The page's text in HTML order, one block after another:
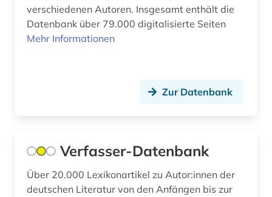
geschichte <1475-1700> (2)
geschichte anfänge-2004 (1)
geschichte anfänge-300 (1)
gogol (1)
verschiedenen Autoren. Insgesamt enthält die
Datenbank über 79.000 digitalisierte Seiten
Mehr Informationen
Zur Datenbank
Verfasser-Datenbank
Über 20.000 Lexikonartikel zu Autor:innen der
deutschen Literatur von den Anfängen bis zur